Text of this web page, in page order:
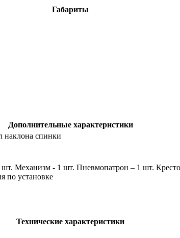
Габариты
Дополнительные характеристики
наклона спинки
Механизм - 1 шт. Пневмопатрон – 1 шт.
по установке
Технические характеристики